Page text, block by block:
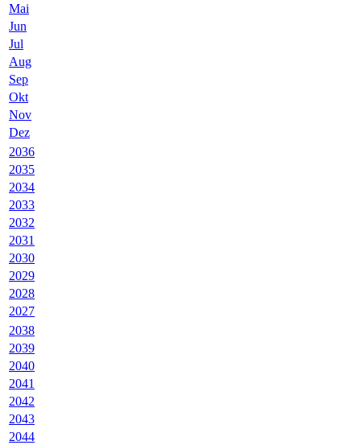
Mai
Jun
Jul
Aug
Sep
Okt
Nov
Dez
2036
2035
2034
2033
2032
2031
2030
2029
2028
2027
2038
2039
2040
2041
2042
2043
2044